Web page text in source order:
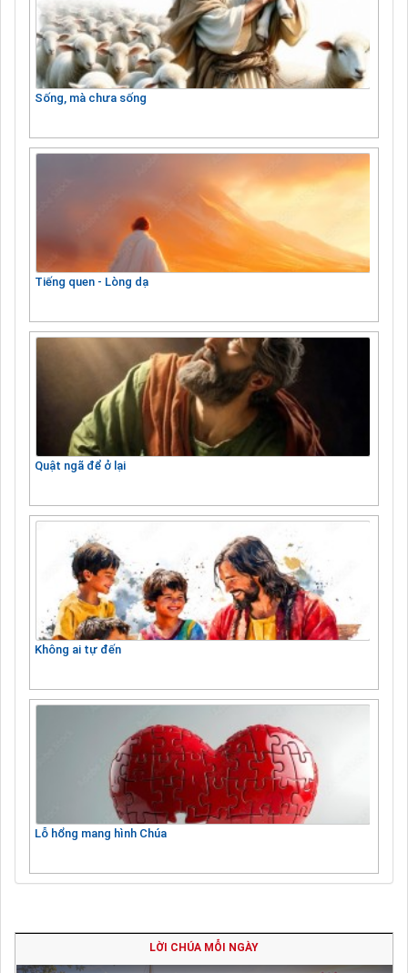
Sống, mà chưa sống
Tiếng quen - Lòng dạ
Quật ngã để ở lại
Không ai tự đến
Lỗ hổng mang hình Chúa
LỜI CHÚA MỖI NGÀY